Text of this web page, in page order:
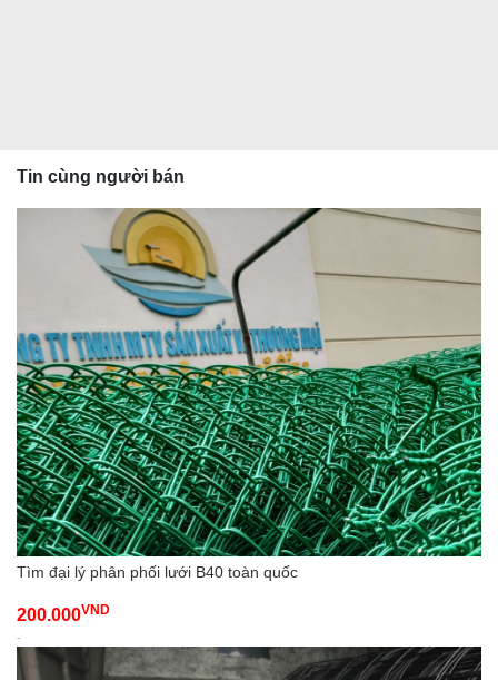
Tin cùng người bán
Tìm đại lý phân phối lưới B40 toàn quốc
200.000VND
-